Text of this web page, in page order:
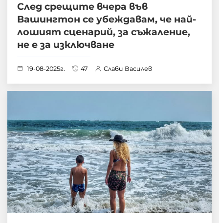
След срещите вчера във
Вашингтон се убеждавам, че най-
лошият сценарий, за съжаление,
не е за изключване
19-08-2025г. 47 Слави Василев